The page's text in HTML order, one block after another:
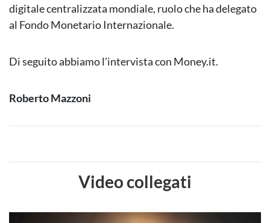
digitale centralizzata mondiale, ruolo che ha delegato
al Fondo Monetario Internazionale.
Di seguito abbiamo l’intervista con Money.it.
Roberto Mazzoni
Video collegati